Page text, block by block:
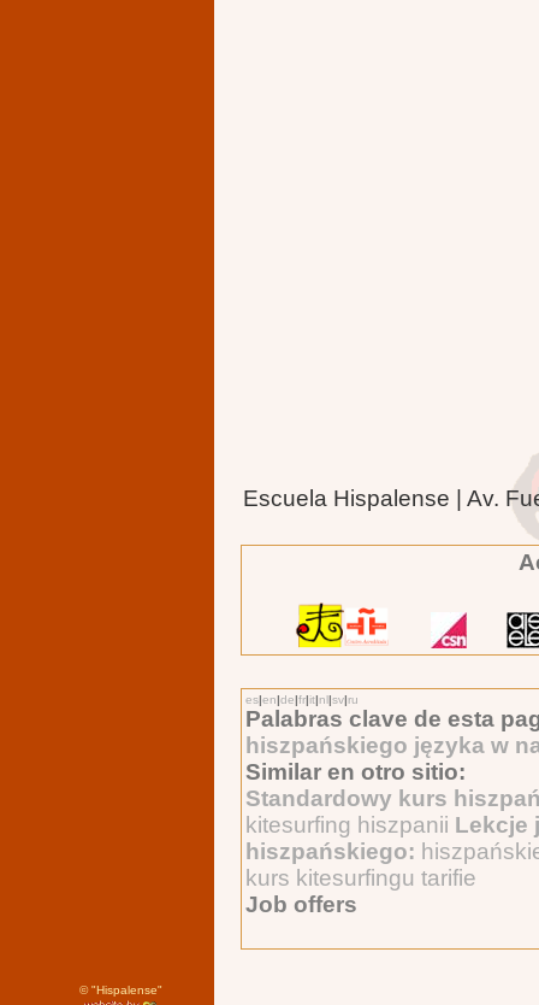
©"Hispalense"
Escuela Hispalense | Av.
es|en|de|fr|it|nl|sv|ru
Palabras clave de esta
hiszpańskiego języka w
Similar en otro sitio:
Standardowy kurs
kitesurfing hiszpanii Lekcje
hiszpańskiego:
kurs kitesurfingu tarifie
Job offers